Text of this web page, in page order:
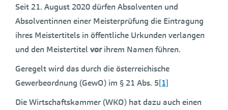
Seit 21. August 2020 dürfen Absolventen und
Absolventinnen einer Meisterprüfung die Eintragung
ihres Meistertitels in öffentliche Urkunden verlangen
und den Meistertitelvorihrem Namen führen.
Geregelt wird das durch die österreichische
Gewerbeordnung (GewO) im § 21 Abs. 5[1]
Die Wirtschaftskammer (WKO) hat dazu auch einen